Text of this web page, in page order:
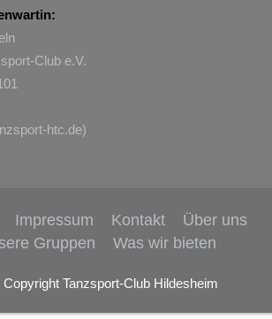
Club e.V.
htc.de)
Impressum Kontakt
Über uns
Gruppen
Was wir bieten
Tanzsport-Club Hildesheim